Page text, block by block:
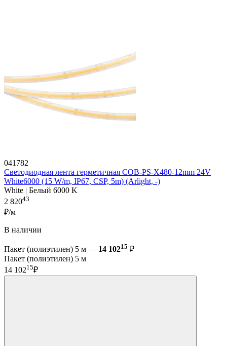
041782
Светодиодная лента герметичная COB-PS-X480-12mm 24V
White6000 (15 W/m, IP67, CSP, 5m) (Arlight, -)
White | Белый 6000 K
2 82043
₽/м
В наличии
Пакет (полиэтилен) 5 м — 14 10215 ₽
Пакет (полиэтилен) 5 м
14 10215₽